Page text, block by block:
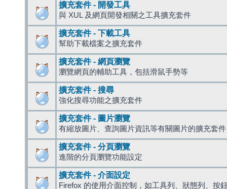
擴充套件 - 開發工具
與 XUL 及網頁開發相關之工具擴充套件
擴充套件 - 下載工具
幫助下載檔案之擴充套件
擴充套件 - 網頁瀏覽
瀏覽網頁的輔助工具，包括滑鼠手勢等
擴充套件 - 搜尋
強化搜尋功能之擴充套件
擴充套件 - 圖片瀏覽
有縮放圖片、查詢圖片資訊等有關圖片的擴充套件
擴充套件 - 分頁瀏覽
進階的分頁瀏覽功能設定
擴充套件 - 介面設定
Firefox 的使用介面控制，如工具列、狀態列、按